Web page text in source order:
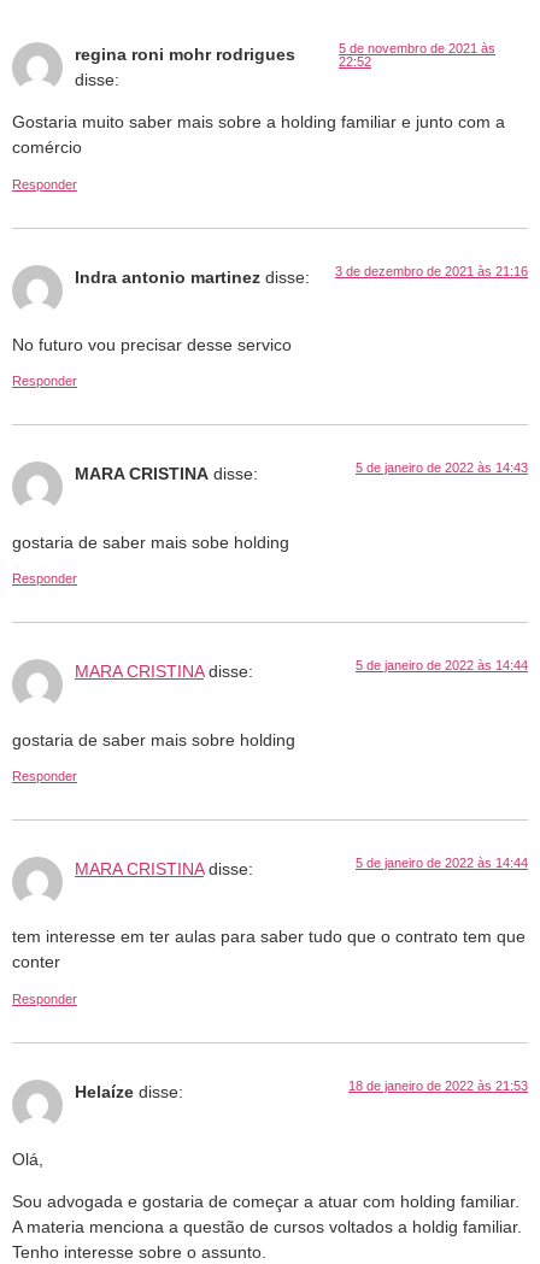
regina roni mohr rodrigues
disse:
5 de novembro de 2021 às
22:52
Gostaria muito saber mais sobre a holding familiar e junto com a
comércio
Responder
Indra antonio martinez disse: 3 de dezembro de 2021 às 21:16
No futuro vou precisar desse servico
Responder
MARA CRISTINA disse: 5 de janeiro de 2022 às 14:43
gostaria de saber mais sobe holding
Responder
MARA CRISTINA disse: 5 de janeiro de 2022 às 14:44
gostaria de saber mais sobre holding
Responder
MARA CRISTINA disse: 5 de janeiro de 2022 às 14:44
tem interesse em ter aulas para saber tudo que o contrato tem que
conter
Responder
Helaíze disse: 18 de janeiro de 2022 às 21:53
Olá,
Sou advogada e gostaria de começar a atuar com holding familiar.
A materia menciona a questão de cursos voltados a holdig familiar.
Tenho interesse sobre o assunto.